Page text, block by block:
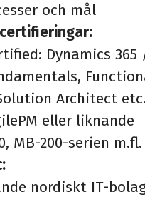
och mål
Dynamics 365
Architect
eller liknande
MB-200-serien m.fl.
nordiskt IT-